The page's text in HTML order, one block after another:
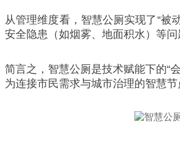
从管理维度看，智慧公厕实现了“被
安全隐患（如烟雾、地面积水）等
简言之，智慧公厕是技术赋能下的“
为连接市民需求与城市治理的智慧节